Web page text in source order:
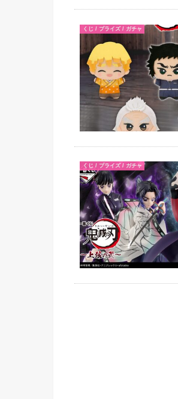
くじ / プライズ / ガチャ
くじ / プライズ / ガチャ